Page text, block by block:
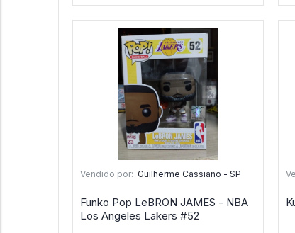
Vendido por: Guilherme Cassiano - SP
Funko Pop LeBRON JAMES - NBA
Los Angeles Lakers #52